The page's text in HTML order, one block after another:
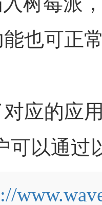
也可正
应的应
可以通过